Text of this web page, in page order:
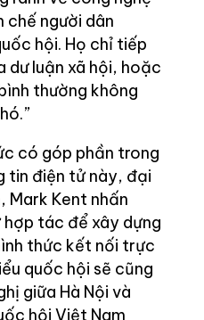
chế người dân
hội. Họ chỉ tiếp
dư luận xã hội, hoặc
thường không
có góp phần trong
tin điện tử này, đại
Mark Kent nhấn
tác để xây dựng
thức kết nối trực
quốc hội sẽ cũng
giữa Hà Nội và
hội Việt Nam